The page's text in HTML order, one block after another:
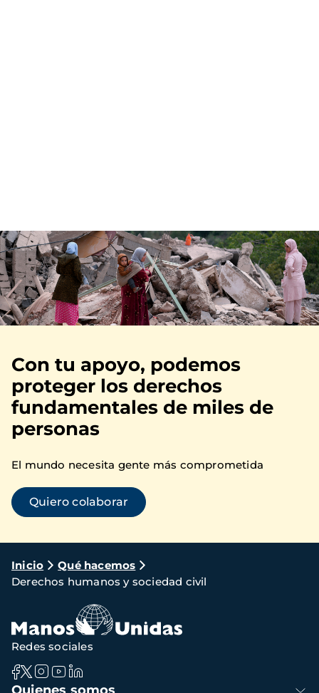
Imagen
Con tu apoyo, podemos
proteger los derechos
fundamentales de miles de
personas
El mundo necesita gente más comprometida
Quiero colaborar
Ruta
de
navegación
Inicio
Qué hacemos
Derechos humanos y sociedad civil
Navegación
Redes sociales